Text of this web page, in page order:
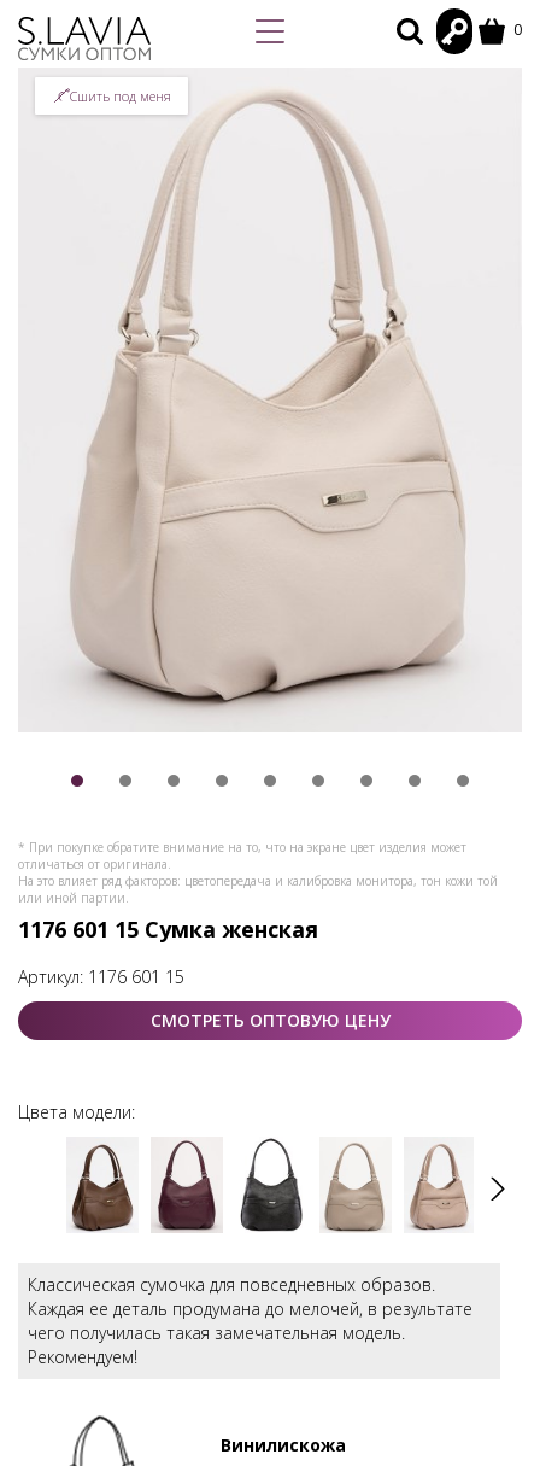
0
* При покупке обратите внимание на то, что на экране цвет изделия может
отличаться от оригинала.
На это влияет ряд факторов: цветопередача и калибровка монитора, тон кожи той
или иной партии.
Сшить под меня
1176 601 15 Сумка женская
Артикул: 1176 601 15
СМОТРЕТЬ ОПТОВУЮ ЦЕНУ
Цвета модели:
Классическая сумочка для повседневных образов.
Каждая ее деталь продумана до мелочей, в результате
чего получилась такая замечательная модель.
Рекомендуем!
Винилискожа